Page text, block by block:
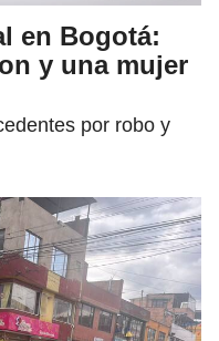
en Bogotá:
y una mujer
por robo y